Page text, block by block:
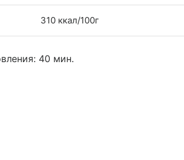
310 ккал/100г
40 мин.